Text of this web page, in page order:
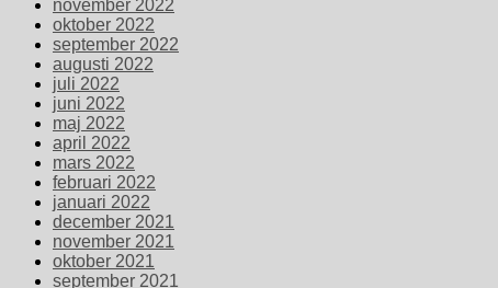
november 2022
oktober 2022
september 2022
augusti 2022
juli 2022
juni 2022
maj 2022
april 2022
mars 2022
februari 2022
januari 2022
december 2021
november 2021
oktober 2021
september 2021